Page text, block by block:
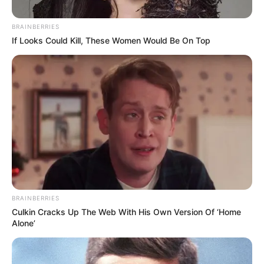
Foto archivo
Programas para el adulto mayor en Bogotá
Por:Johana Rodríguez
Junio 25, 2022
BRAINBERRIES
If Looks Could Kill, These Women Would Be On Top
BRAINBERRIES
Culkin Cracks Up The Web With His Own Version Of ‘Home
Alone’